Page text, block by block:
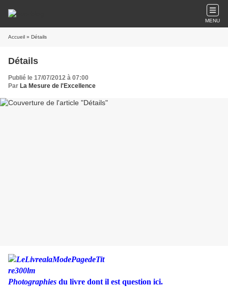
MENU
Accueil » Détails
Détails
Publié le 17/07/2012 à 07:00
Par La Mesure de l'Excellence
Photographies du livre dont il est question ici.